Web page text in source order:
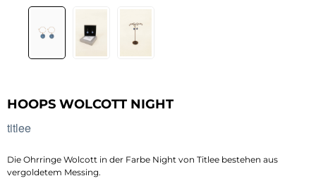
HOOPS WOLCOTT NIGHT
titlee
Die Ohrringe Wolcott in der Farbe Night von Titlee bestehen aus
vergoldetem Messing.